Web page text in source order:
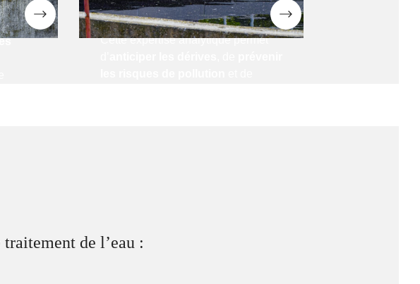
sécurité renforcée.
Cette expertise analytique permet
EN SAVOIR PLUS
de l’eau :